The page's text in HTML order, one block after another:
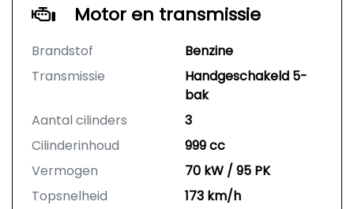
Motor en transmissie
Brandstof
Benzine
Transmissie
Handgeschakeld 5-
bak
Aantal cilinders
3
Cilinderinhoud
999 cc
Vermogen
70 kW / 95 PK
Topsnelheid
173 km/h